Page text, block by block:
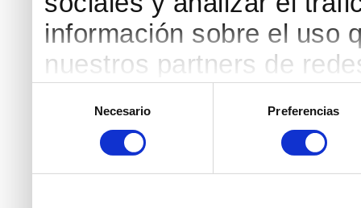
información sobre el uso
nuestros partners de
que les haya
partir del uso que haya
consentimiento
Necesario Preferencias